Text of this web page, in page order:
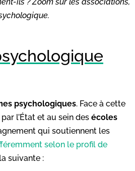
psychologiques. Face à cette
l’État et au sein des écoles
qui soutiennent les
selon le profil de
suivante :